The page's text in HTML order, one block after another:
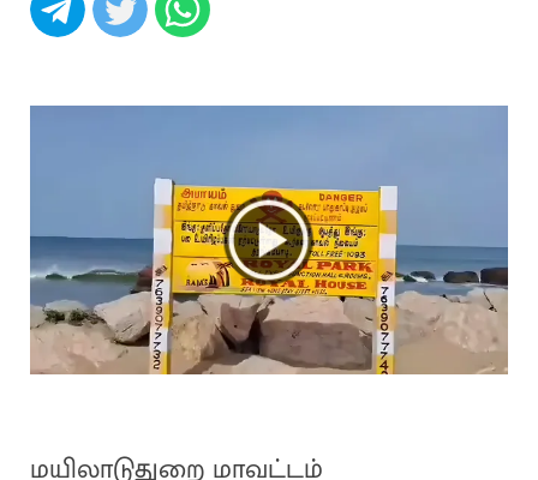
மயிலாடுதுறை மாவட்டம்